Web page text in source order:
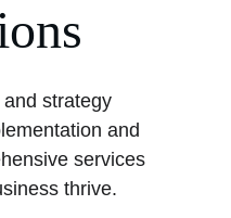
strategy
and
services
thrive.